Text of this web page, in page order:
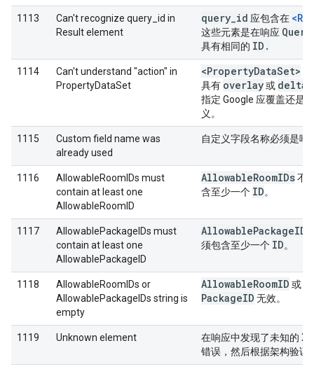
1113
Can't recognize query_id in
Result element
query id 应包含在
这些元素是在响应 Query
具有相同的 ID .
1114
Can't understand "action" in
PropertyDataSet
<PropertyDataSet>
具有 overlay或 delta
指定 Google 应覆盖还是
义。
1115
Custom field name was
already used
自定义字段名称必须是唯
1116
AllowableRoomIDs must
contain at least one
AllowableRoomID
AllowableRoomIDs不
含至少一个 ID。
1117
AllowablePackageIDs must
contain at least one
AllowablePackageID
AllowablePackageIDs
须包含至少一个 ID。
1118
AllowableRoomIDs or
AllowablePackageIDs string is
empty
AllowableRoomID 或
PackageID 无效。
1119 Unknown element
在响应中发现了未知的
错误，然后根据架构验证